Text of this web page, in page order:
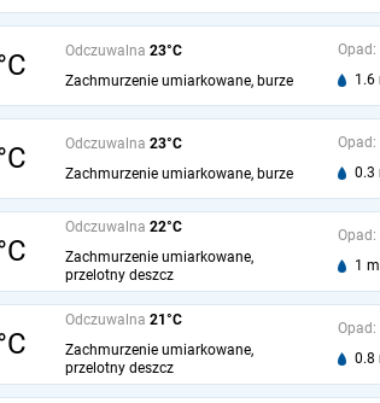
Odczuwalna 23°C
Zachmurzenie umiarkowane, burze
Opad:
1.6
Odczuwalna 23°C
Zachmurzenie umiarkowane, burze
Opad:
0.3
Odczuwalna 22°C
Zachmurzenie umiarkowane,
przelotny deszcz
Opad:
1
Odczuwalna 21°C
Zachmurzenie umiarkowane,
przelotny deszcz
Opad:
0.8